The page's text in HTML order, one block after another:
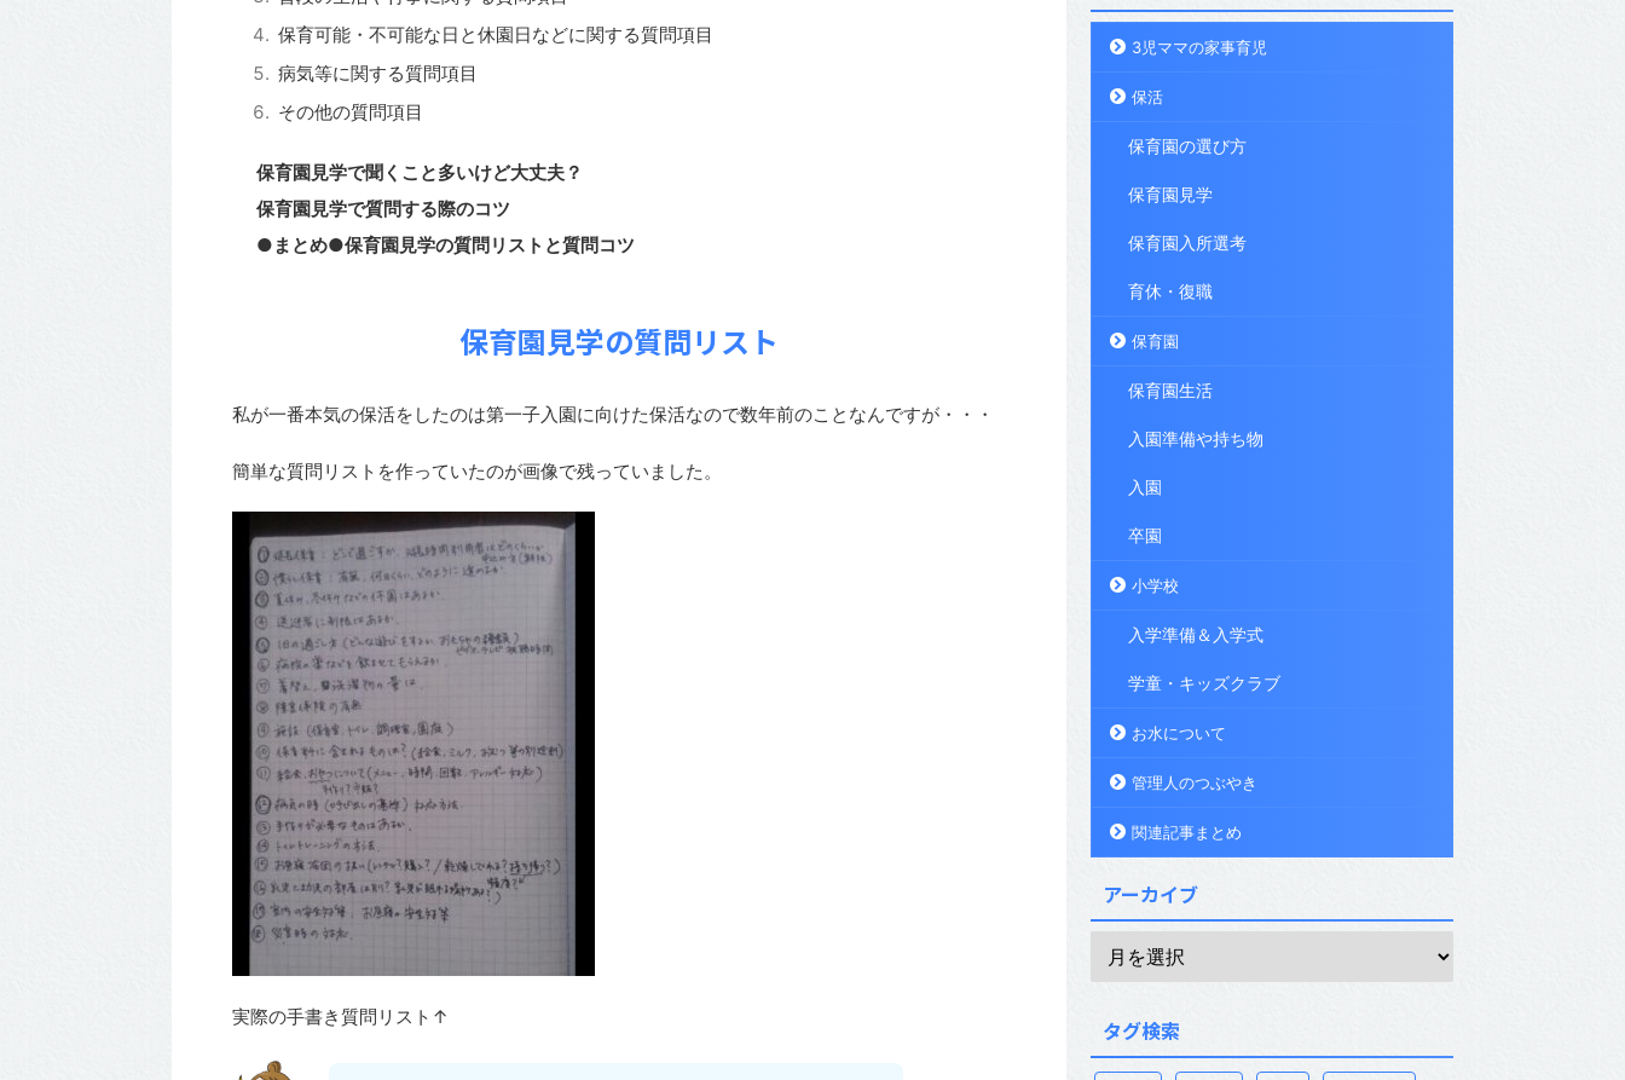
保育可能・不可能な日と休園日などに関する質問項目
病気等に関する質問項目
その他の質問項目
保育園見学で聞くこと多いけど大丈夫？
保育園見学で質問する際のコツ
●まとめ●保育園見学の質問リストと質問コツ
保育園見学の質問リスト
私が一番本気の保活をしたのは第一子入園に向けた保活なので数年前のことなんですが・・・
簡単な質問リストを作っていたのが画像で残っていました。
実際の手書き質問リスト↑
3児ママの家事育児
保活
保育園の選び方
保育園見学
保育園入所選考
育休・復職
保育園
保育園生活
入園準備や持ち物
入園
卒園
小学校
入学準備＆入学式
学童・キッズクラブ
お水について
管理人のつぶやき
関連記事まとめ
アーカイブ
タグ検索